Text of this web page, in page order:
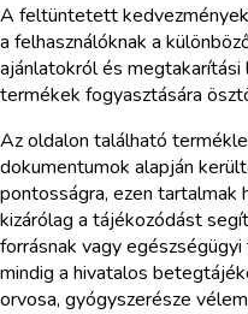
A feltüntetett
a felhasználóknak a
ajánlatokról és
termékek fogyasztására
Az oldalon található
dokumentumok alapján
pontosságra, ezen tartalmak
kizárólag a tájékozódást
forrásnak vagy
mindig a hivatalos
orvosa, gyógyszerésze